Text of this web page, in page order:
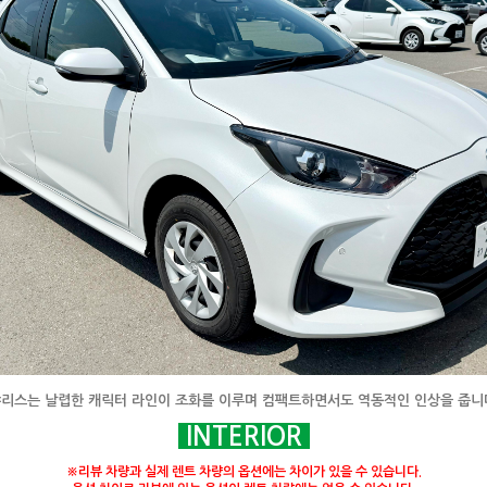
스는 날렵한 캐릭터 라인이 조화를 이루며 컴팩트하면서도 역동적인 인상을 줍니
INTERIOR
※리뷰 차량과 실제 렌트 차량의 옵션에는 차이가 있을 수 있습니다.